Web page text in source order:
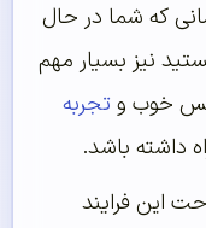
که شما در حال
نیز بسیار مهم
خوب و تجربه
داشته باشد.
این فرایند